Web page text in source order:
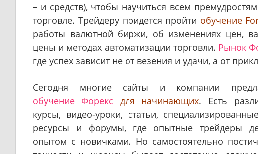
– и средств), чтобы научиться всем
торговле. Трейдеру придется пройти обучение
работы валютной биржи, об изменениях цен,
цены и методах автоматизации торговли. Рынок
где успех зависит не от везения и удачи, а от
Сегодня многие сайты и компании
обучение Форекс для начинающих. Есть
курсы, видео-уроки, статьи,
ресурсы и форумы, где опытные трейдеры
опытом с новичками. Но самостоятельно